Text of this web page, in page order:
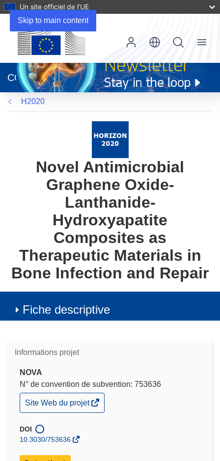
Skip to main content
Un site officiel de l’UE
dans
une
nouvelle
fenêtre)
CORDIS
Menu
H2020
Novel Antimicrobial
Graphene Oxide-
Lanthanide-
Hydroxyapatite
Composites as
Therapeutic Materials in
Bone Infection and Repair
Fiche descriptive
Informations projet
NOVA
N° de convention de subvention: 753636
(s’ouvre
dans
nouvelle
fenêtre)
Site Web du projet
DOI
10.3030/753636